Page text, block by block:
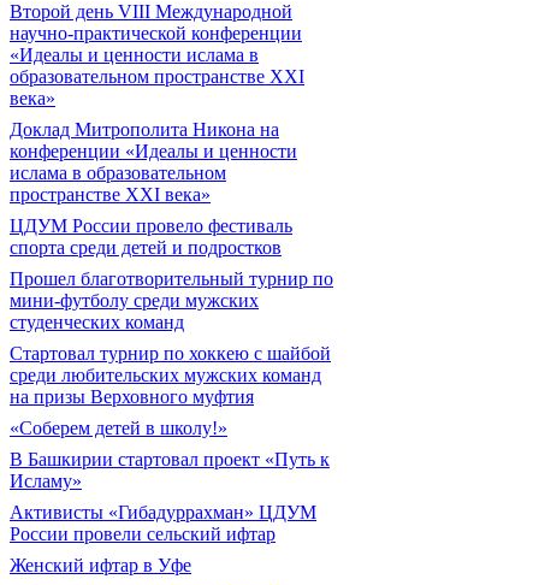
Второй день VIII Международной
научно-практической конференции
«Идеалы и ценности ислама в
образовательном пространстве XXI
века»
Доклад Митрополита Никона на
конференции «Идеалы и ценности
ислама в образовательном
пространстве XXI века»
ЦДУМ России провело фестиваль
спорта среди детей и подростков
Прошел благотворительный турнир по
мини-футболу среди мужских
студенческих команд
Cтартовал турнир по хоккею с шайбой
среди любительских мужских команд
на призы Верховного муфтия
«Соберем детей в школу!»
В Башкирии стартовал проект «Путь к
Исламу»
Активисты «Гибадуррахман» ЦДУМ
России провели сельский ифтар
Женский ифтар в Уфе